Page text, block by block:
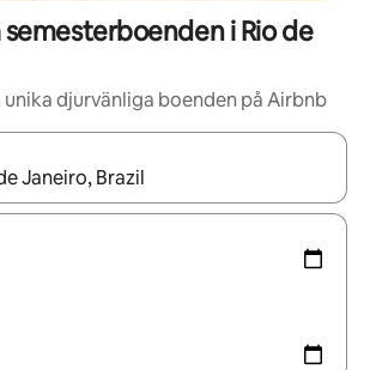
i Rio de
djurvänliga boenden på Airbnb
tillgängliga kan du navigera med upp- och